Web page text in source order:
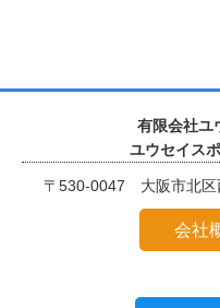
有限会社ユ
ユウセイス
〒530-0047 大阪市北区
会社